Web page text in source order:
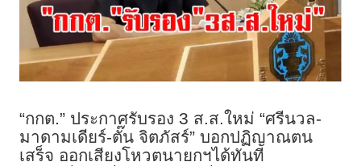
“กกต.” ประกาศรับรอง 3 ส.ส.ใหม่ “ศรีนวล-
มาดามเดียร์-ตั๊น จิตภัสร์” บอกปฏิญาณตน
เสร็จ ออกเสียงโหวตนายกฯได้ทันที